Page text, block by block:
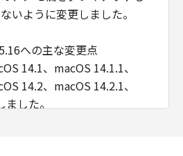
ウェア」を意味するもの
いように変更しました。
への主な変更点
14.1、macOS 14.1.1、
14.2、macOS 14.2.1、
した。